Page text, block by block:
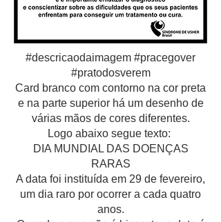
#descricaodaimagem #pracegover
#pratodosverem
Card branco com contorno na cor preta
e na parte superior há um desenho de
várias mãos de cores diferentes.
Logo abaixo segue texto:
DIA MUNDIAL DAS DOENÇAS
RARAS
A data foi instituída em 29 de fevereiro,
um dia raro por ocorrer a cada quatro
anos.